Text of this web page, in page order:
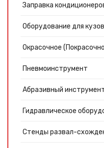
Заправка
Оборудование для
Окрасочное
Пневмоинструмент
Абразивный
Гидравлическое
Стенды развал-